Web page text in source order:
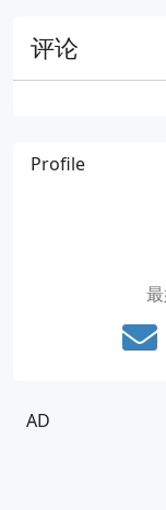
评论
Profile
AD